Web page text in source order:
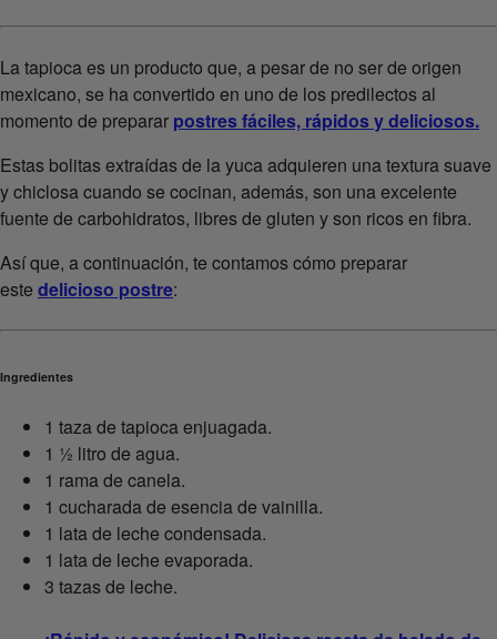
La tapioca es un producto que, a pesar de no ser de origen
mexicano, se ha convertido en uno de los predilectos al
momento de preparar postres fáciles, rápidos y deliciosos.
Estas bolitas extraídas de la yuca adquieren una textura suave
y chiclosa cuando se cocinan, además, son una excelente
fuente de carbohidratos, libres de gluten y son ricos en fibra.
Así que, a continuación, te contamos cómo preparar
este delicioso postre:
Ingredientes
1 taza de tapioca enjuagada.
1 ½ litro de agua.
1 rama de canela.
1 cucharada de esencia de vainilla.
1 lata de leche condensada.
1 lata de leche evaporada.
3 tazas de leche.